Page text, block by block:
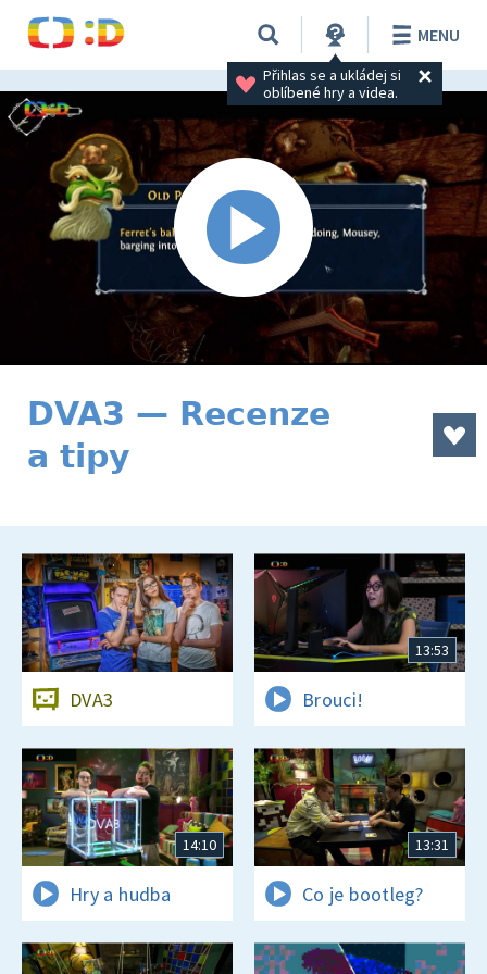
Přihlas se a ukládej si
oblíbené hry a videa.
MENU
DVA3 — Recenze
a tipy
DVA3
13:53
Brouci!
14:10
Hry a hudba
13:31
Co je bootleg?